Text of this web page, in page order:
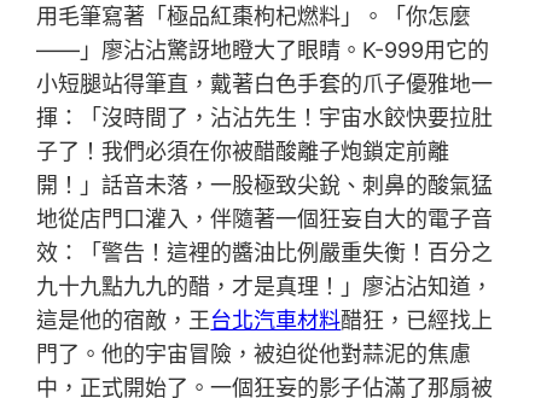
用毛筆寫著「極品紅棗枸杞燃料」。「你怎麼
——」廖沾沾驚訝地瞪大了眼睛。K-999用它的
小短腿站得筆直，戴著白色手套的爪子優雅地一
揮：「沒時間了，沾沾先生！宇宙水餃快要拉肚
子了！我們必須在你被醋酸離子炮鎖定前離
開！」話音未落，一股極致尖銳、刺鼻的酸氣猛
地從店門口灌入，伴隨著一個狂妄自大的電子音
效：「警告！這裡的醬油比例嚴重失衡！百分之
九十九點九九的醋，才是真理！」廖沾沾知道，
這是他的宿敵，王台北汽車材料醋狂，已經找上
門了。他的宇宙冒險，被迫從他對蒜泥的焦慮
中，正式開始了。一個狂妄的影子佔滿了那扇被